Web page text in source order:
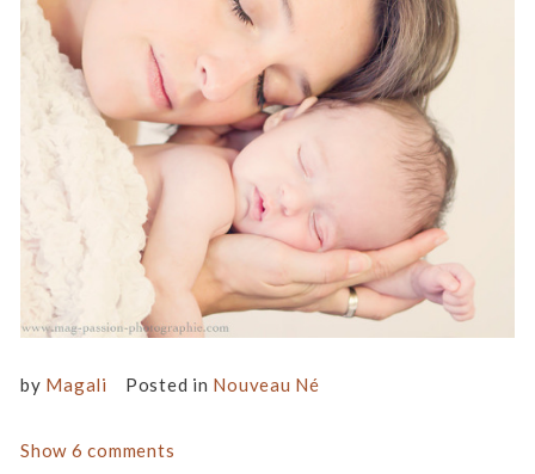
by Magali Posted in Nouveau Né
Show 6 comments